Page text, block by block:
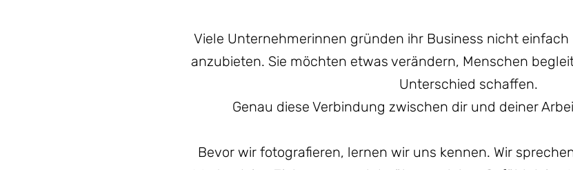
Viele Unternehmerinnen gründen ihr Business nicht
anzubieten. Sie möchten etwas verändern, Menschen
Unterschied schaffen.
Genau diese Verbindung zwischen dir und deiner
Bevor wir fotografieren, lernen wir uns kennen. Wir